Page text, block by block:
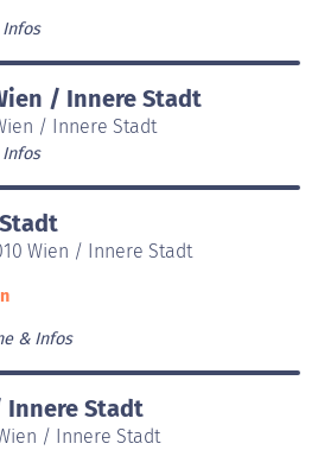
/ Innere Stadt
/ Innere Stadt
Wien / Innere Stadt
& Infos
Innere Stadt
/ Innere Stadt